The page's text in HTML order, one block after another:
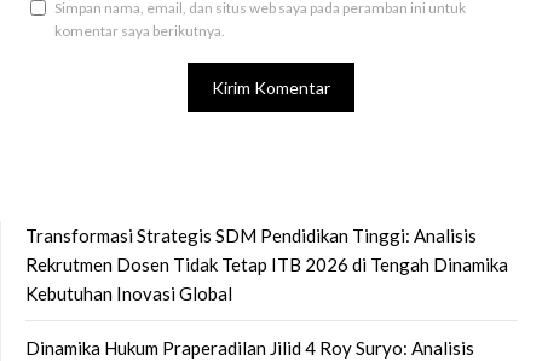
Simpan nama, email, dan situs web saya pada peramban ini untuk
komentar saya berikutnya.
Transformasi Strategis SDM Pendidikan Tinggi: Analisis
Rekrutmen Dosen Tidak Tetap ITB 2026 di Tengah Dinamika
Kebutuhan Inovasi Global
Dinamika Hukum Praperadilan Jilid 4 Roy Suryo: Analisis